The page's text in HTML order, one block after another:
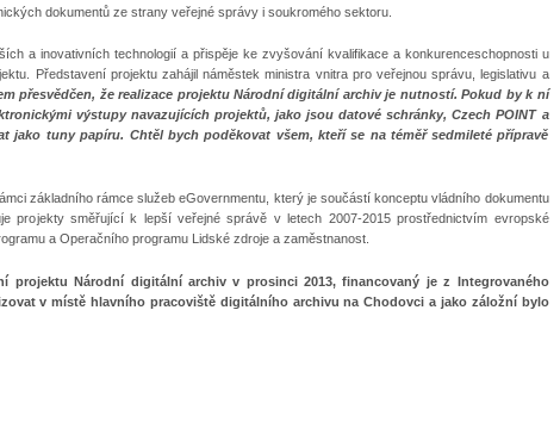
dokumentů ze strany veřejné správy i soukromého sektoru.
a inovativních technologií a přispěje ke zvyšování kvalifikace a konkurenceschopnosti u
Představení projektu zahájil náměstek ministra vnitra pro veřejnou správu, legislativu a
přesvědčen, že realizace projektu Národní digitální archiv je nutností. Pokud by k ní
výstupy navazujících projektů, jako jsou datové schránky, Czech POINT a
jako tuny papíru. Chtěl bych poděkovat všem, kteří se na téměř sedmileté přípravě
základního rámce služeb eGovernmentu, který je součástí konceptu vládního dokumentu
projekty směřující k lepší veřejné správě v letech 2007-2015 prostřednictvím evropské
a Operačního programu Lidské zdroje a zaměstnanost.
projektu Národní digitální archiv v prosinci 2013, financovaný je z Integrovaného
v místě hlavního pracoviště digitálního archivu na Chodovci a jako záložní bylo